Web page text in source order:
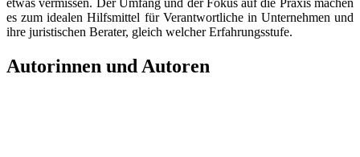
etwas vermissen. Der Umfang und der Fokus auf die Praxis machen
es zum idealen Hilfsmittel für Verantwortliche in Unternehmen und
ihre juristischen Berater, gleich welcher Erfahrungsstufe.
Autorinnen und Autoren